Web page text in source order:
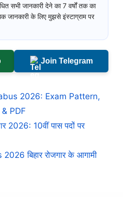
सभी जानकारी देने का 7 वर्षों तक का
जानकारी के लिए मुझसे इंस्टाग्राम पर
Join Telegram
2026: Exam Pattern,
PDF
2026: 10वीं पास पदों पर
बिहार रोजगार के आगामी